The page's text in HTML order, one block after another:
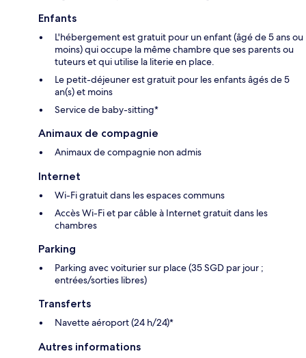
Enfants
L'hébergement est gratuit pour un enfant (âgé de 5 ans ou
moins) qui occupe la même chambre que ses parents ou
tuteurs et qui utilise la literie en place.
Le petit-déjeuner est gratuit pour les enfants âgés de 5
an(s) et moins
Service de baby-sitting*
Animaux de compagnie
Animaux de compagnie non admis
Internet
Wi-Fi gratuit dans les espaces communs
Accès Wi-Fi et par câble à Internet gratuit dans les
chambres
Parking
Parking avec voiturier sur place (35 SGD par jour ;
entrées/sorties libres)
Transferts
Navette aéroport (24 h/24)*
Autres informations